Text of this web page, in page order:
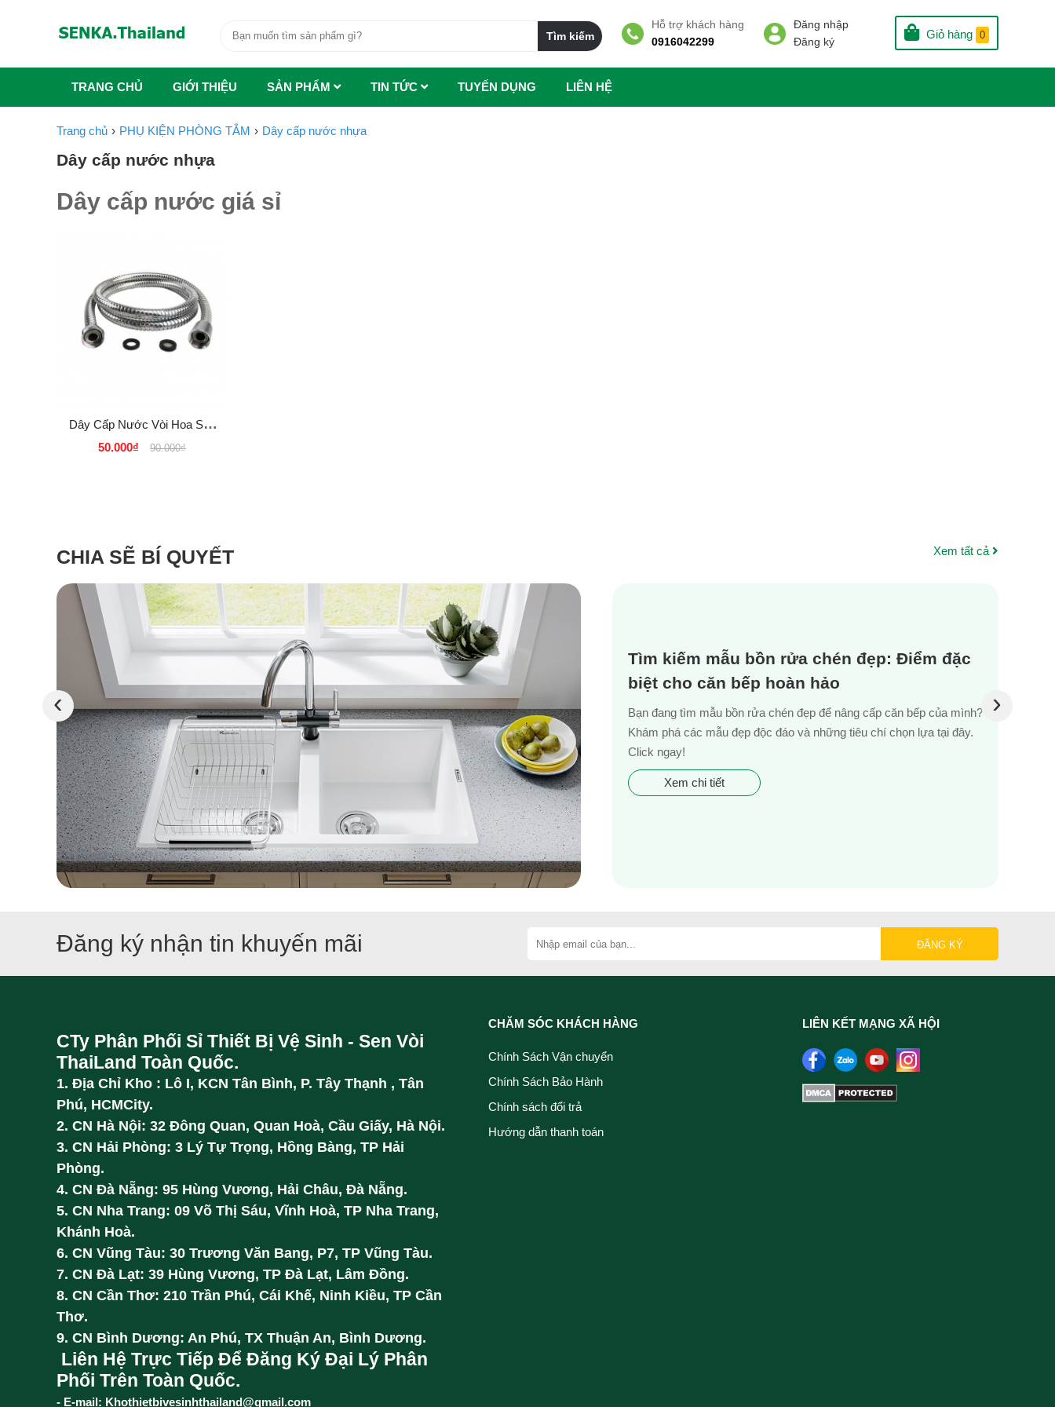
Giỏ hàng 0
Đăng nhập
Đăng ký
Hỗ trợ khách hàng
0916042299
TRANG CHỦ GIỚI THIỆU SẢN PHẨM TIN TỨC TUYẾN DỤNG LIÊN HỆ
Trang chủ PHỤ KIỆN PHÒNG TẮM Dây cấp nước nhựa
Dây cấp nước nhựa
Dây cấp nước giá sỉ
Dây Cấp Nước Vòi Hoa Sen
Tắm, Dây Xịt Vệ Sinh INOX
50.000₫ 90.000₫
CHIA SẼ BÍ QUYẾT Xem tất cả
Tìm kiếm mẫu bồn rửa chén đẹp: Điểm đặc
biệt cho căn bếp hoàn hảo
Bạn đang tìm mẫu bồn rửa chén đẹp để nâng cấp căn bếp của mình?
Khám phá các mẫu đẹp độc đáo và những tiêu chí chọn lựa tại đây.
Click ngay!
Xem chi tiết
‹ ›
Đăng ký nhận tin khuyến mãi
CTy Phân Phối Sỉ Thiết Bị Vệ Sinh - Sen Vòi
ThaiLand Toàn Quốc.
1. Địa Chỉ Kho : Lô I, KCN Tân Bình, P. Tây Thạnh , Tân
Phú, HCMCity.
2. CN Hà Nội: 32 Đông Quan, Quan Hoà, Cầu Giấy, Hà Nội.
3. CN Hải Phòng: 3 Lý Tự Trọng, Hồng Bàng, TP Hải
Phòng.
4. CN Đà Nẵng: 95 Hùng Vương, Hải Châu, Đà Nẵng.
5. CN Nha Trang: 09 Võ Thị Sáu, Vĩnh Hoà, TP Nha Trang,
Khánh Hoà.
6. CN Vũng Tàu: 30 Trương Văn Bang, P7, TP Vũng Tàu.
7. CN Đà Lạt: 39 Hùng Vương, TP Đà Lạt, Lâm Đồng.
8. CN Cần Thơ: 210 Trần Phú, Cái Khế, Ninh Kiều, TP Cần
Thơ.
9. CN Bình Dương: An Phú, TX Thuận An, Bình Dương.
Liên Hệ Trực Tiếp Để Đăng Ký Đại Lý Phân
Phối Trên Toàn Quốc.
- E-mail: Khothietbivesinhthailand@gmail.com
CHĂM SÓC KHÁCH HÀNG
Chính Sách Vận chuyển
Chính Sách Bảo Hành
Chính sách đổi trả
Hướng dẫn thanh toán
LIÊN KẾT MẠNG XÃ HỘI